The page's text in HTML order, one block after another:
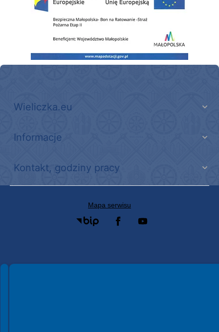
Wieliczka.eu
Informacje
Kontakt, godziny pracy
Mapa serwisu
Spełniamy standardy WCAG 2.2
Spełniamy standardy W3C